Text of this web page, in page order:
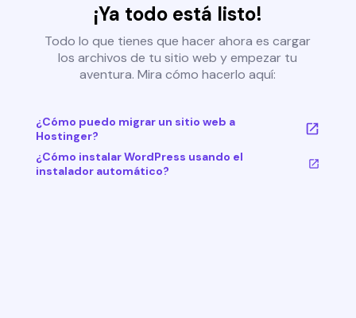
¡Ya todo está listo!
Todo lo que tienes que hacer ahora es cargar
los archivos de tu sitio web y empezar tu
aventura. Mira cómo hacerlo aquí:
¿Cómo puedo migrar un sitio web a
Hostinger?
¿Cómo instalar WordPress usando el
instalador automático?